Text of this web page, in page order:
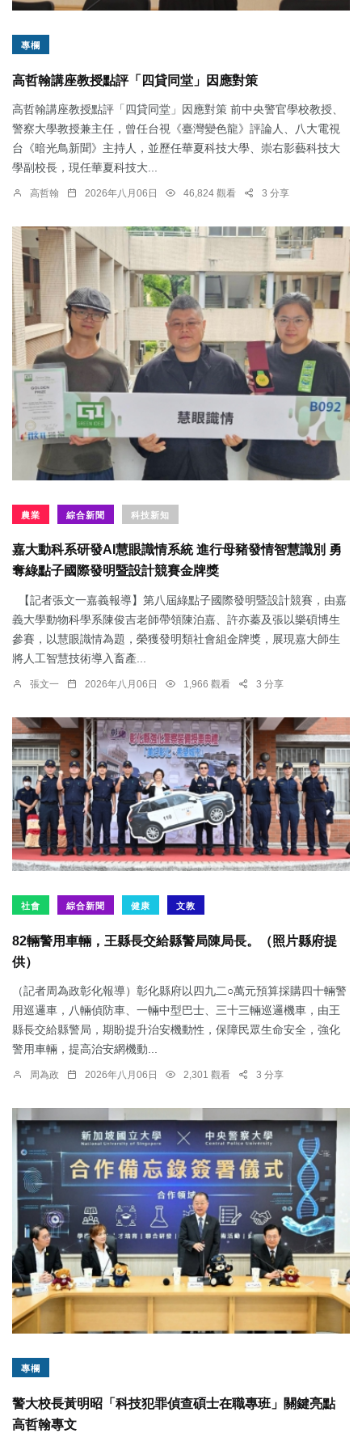
專欄
高哲翰講座教授點評「四貸同堂」因應對策
高哲翰講座教授點評「四貸同堂」因應對策 前中央警官學校教授、
警察大學教授兼主任，曾任台視《臺灣變色龍》評論人、八大電視
台《暗光鳥新聞》主持人，並歷任華夏科技大學、崇右影藝科技大
學副校長，現任華夏科技大...
高哲翰 2026年八月06日 46,824 觀看 3 分享
農業 綜合新聞 科技新知
嘉大動科系研發AI慧眼識情系統 進行母豬發情智慧識別 勇
奪綠點子國際發明暨設計競賽金牌獎
【記者張文一嘉義報導】第八屆綠點子國際發明暨設計競賽，由嘉
義大學動物科學系陳俊吉老師帶領陳泊嘉、許亦蓁及張以樂碩博生
參賽，以慧眼識情為題，榮獲發明類社會組金牌獎，展現嘉大師生
將人工智慧技術導入畜產...
張文一 2026年八月06日 1,966 觀看 3 分享
社會 綜合新聞 健康 文教
82輛警用車輛，王縣長交給縣警局陳局長。（照片縣府提
供）
（記者周為政彰化報導）彰化縣府以四九二○萬元預算採購四十輛警
用巡邏車，八輛偵防車、一輛中型巴士、三十三輛巡邏機車，由王
縣長交給縣警局，期盼提升治安機動性，保障民眾生命安全，強化
警用車輛，提高治安網機動...
周為政 2026年八月06日 2,301 觀看 3 分享
專欄
警大校長黃明昭「科技犯罪偵查碩士在職專班」關鍵亮點
高哲翰專文